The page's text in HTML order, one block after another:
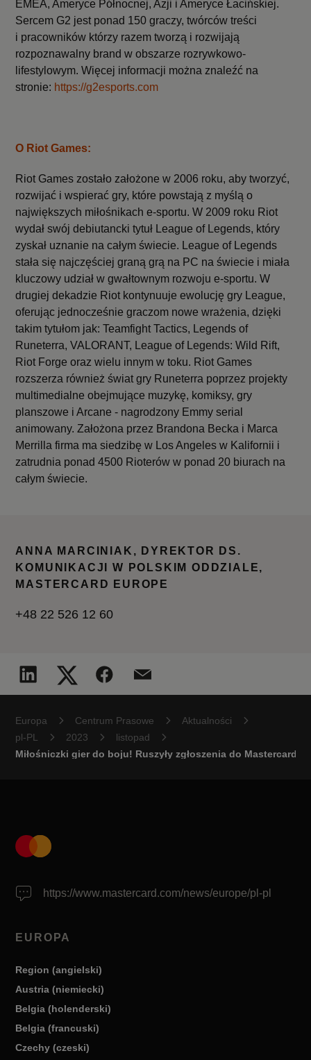
EMEA, Ameryce Północnej, Azji i Ameryce Łacińskiej.
Sercem G2 jest ponad 150 graczy, twórców treści
i pracowników którzy razem tworzą i rozwijają
rozpoznawalny brand w obszarze rozrywkowo-
lifestylowym. Więcej informacji można znaleźć na
stronie: https://g2esports.com
O Riot Games:
Riot Games zostało założone w 2006 roku, aby tworzyć,
rozwijać i wspierać gry, które powstają z myślą o
największych miłośnikach e-sportu. W 2009 roku Riot
wydał swój debiutancki tytuł League of Legends, który
zyskał uznanie na całym świecie. League of Legends
stała się najczęściej graną grą na PC na świecie i miała
kluczowy udział w gwałtownym rozwoju e-sportu. W
drugiej dekadzie Riot kontynuuje ewolucję gry League,
oferując jednocześnie graczom nowe wrażenia, dzięki
takim tytułom jak: Teamfight Tactics, Legends of
Runeterra, VALORANT, League of Legends: Wild Rift,
Riot Forge oraz wielu innym w toku. Riot Games
rozszerza również świat gry Runeterra poprzez projekty
multimedialne obejmujące muzykę, komiksy, gry
planszowe i Arcane - nagrodzony Emmy serial
animowany. Założona przez Brandona Becka i Marca
Merrilla firma ma siedzibę w Los Angeles w Kalifornii i
zatrudnia ponad 4500 Rioterów w ponad 20 biurach na
całym świecie.
ANNA MARCINIAK, DYREKTOR DS.
KOMUNIKACJI W POLSKIM ODDZIALE,
MASTERCARD EUROPE
+48 22 526 12 60
Europa Centrum Prasowe
Aktualności
pl-PL
2023
listopad
Miłośniczki gier do boju! Ruszyły zgłoszenia do Mastercard
https://www.mastercard.com/news/europe/pl-pl
EUROPA
Region (angielski)
Austria (niemiecki)
Belgia (holenderski)
Belgia (francuski)
Czechy (czeski)